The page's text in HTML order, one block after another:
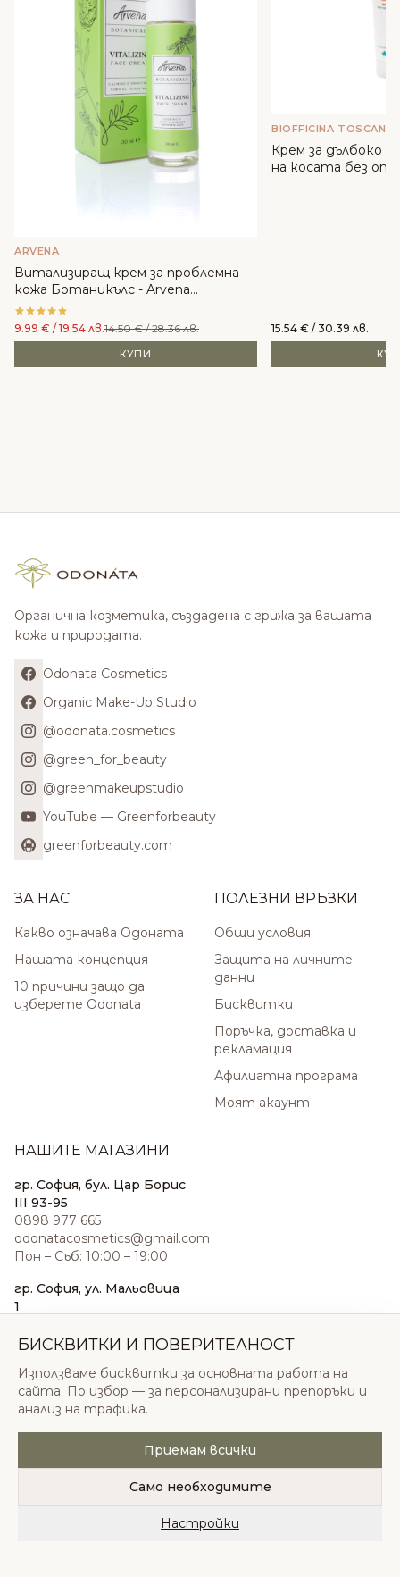
ARVENA
Витализиращ крем за проблемна
кожа Ботаникълс - Arvena
Cosmetics
9.99 € / 19.54 лв.14.50€/ 28.36 лв.
КУПИ
BIOFFICINA TOSCANA
Крем за дълбоко
на косата без
15.54 € / 30.39 лв.
Органична козметика, създадена с грижа за вашата
кожа и природата.
Odonata Cosmetics
Organic Make-Up Studio
@odonata.cosmetics
@green_for_beauty
@greenmakeupstudio
YouTube — Greenforbeauty
greenforbeauty.com
ЗА НАС
Какво означава Одоната
Нашата концепция
10 причини защо да
изберете Odonata
ПОЛЕЗНИ ВРЪЗКИ
Общи условия
Защита на личните
данни
Бисквитки
Поръчка, доставка и
рекламация
Афилиатна програма
Моят акаунт
НАШИТЕ МАГАЗИНИ
гр. София, бул. Цар Борис
III 93-95
0898 977 665
odonatacosmetics@gmail.com
Пон – Съб: 10:00 – 19:00
гр. София, ул. Мальовица
1
sales@odonatacosmetics.com
Нед: 11:00 – 18:00
© 2026 Одоната Козметикс ООД. Всички права
запазени.
Политика за поверителностОбщи условия
БИСКВИТКИ И ПОВЕРИТЕЛНОСТ
Използваме бисквитки за основната работа на
сайта. По избор — за персонализирани препоръки и
анализ на трафика.
Приемам всички
Само необходимите
Настройки